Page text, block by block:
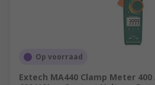
Op voorraad
Extech MA440 Clamp Meter